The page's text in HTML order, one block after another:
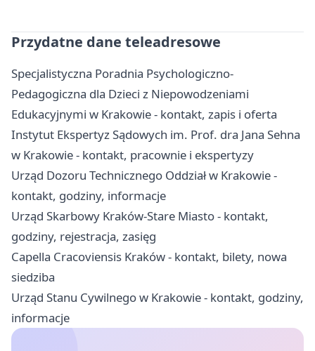
Przydatne dane teleadresowe
Specjalistyczna Poradnia Psychologiczno-
Pedagogiczna dla Dzieci z Niepowodzeniami
Edukacyjnymi w Krakowie - kontakt, zapis i oferta
Instytut Ekspertyz Sądowych im. Prof. dra Jana Sehna
w Krakowie - kontakt, pracownie i ekspertyzy
Urząd Dozoru Technicznego Oddział w Krakowie -
kontakt, godziny, informacje
Urząd Skarbowy Kraków-Stare Miasto - kontakt,
godziny, rejestracja, zasięg
Capella Cracoviensis Kraków - kontakt, bilety, nowa
siedziba
Urząd Stanu Cywilnego w Krakowie - kontakt, godziny,
informacje